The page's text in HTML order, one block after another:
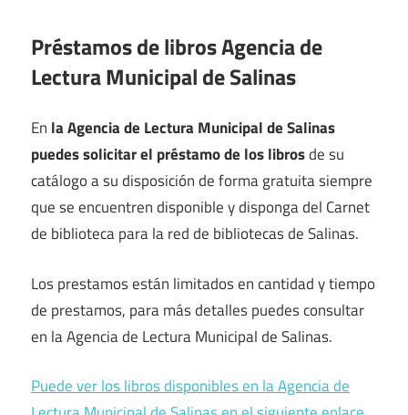
Préstamos de libros Agencia de
Lectura Municipal de Salinas
En la Agencia de Lectura Municipal de Salinas
puedes solicitar el préstamo de los librosde su
catálogo a su disposición de forma gratuita siempre
que se encuentren disponible y disponga del Carnet
de biblioteca para la red de bibliotecas de Salinas.
Los prestamos están limitados en cantidad y tiempo
de prestamos, para más detalles puedes consultar
en la Agencia de Lectura Municipal de Salinas.
Puede ver los libros disponibles en la Agencia de